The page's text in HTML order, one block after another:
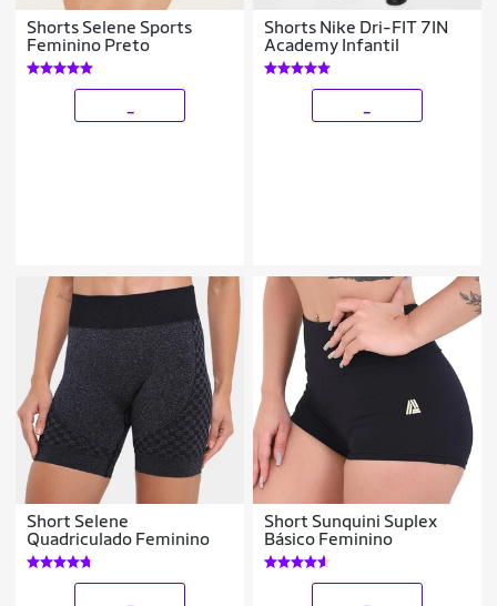
Shorts Selene Sports
Feminino Preto
Shorts Nike Dri-FIT 7IN
Academy Infantil
Short Selene
Quadriculado Feminino
Short Sunquini Suplex
Básico Feminino